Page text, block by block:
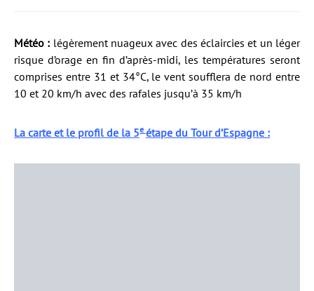
Météo : légèrement nuageux avec des éclaircies et un léger
risque d’orage en fin d’après-midi, les températures seront
comprises entre 31 et 34°C, le vent soufflera de nord entre
10 et 20 km/h avec des rafales jusqu’à 35 km/h
La carte et le profil de la 5e étape du Tour d’Espagne :